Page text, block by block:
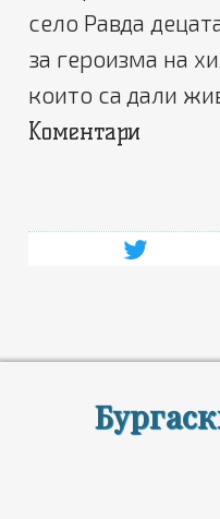
село Равда
за героизма на
които са дали
Коментари